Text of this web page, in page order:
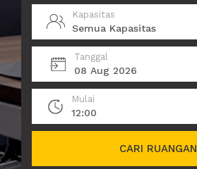
Kapasitas
Semua Kapasitas
Tanggal
08 Aug 2026
Mulai
12:00
CARI RUANGAN